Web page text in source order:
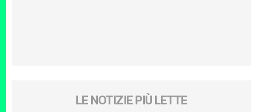
LE NOTIZIE PIÙ LETTE